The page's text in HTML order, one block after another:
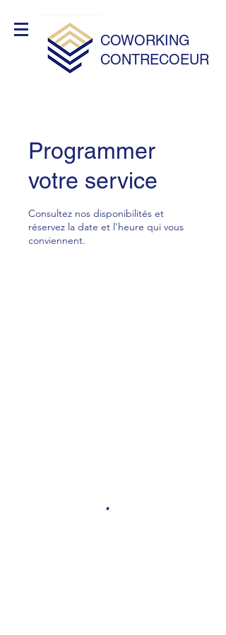
COWORKING
CONTRECOEUR
Programmer
votre service
Consultez nos disponibilités et
réservez la date et l'heure qui vous
conviennent.